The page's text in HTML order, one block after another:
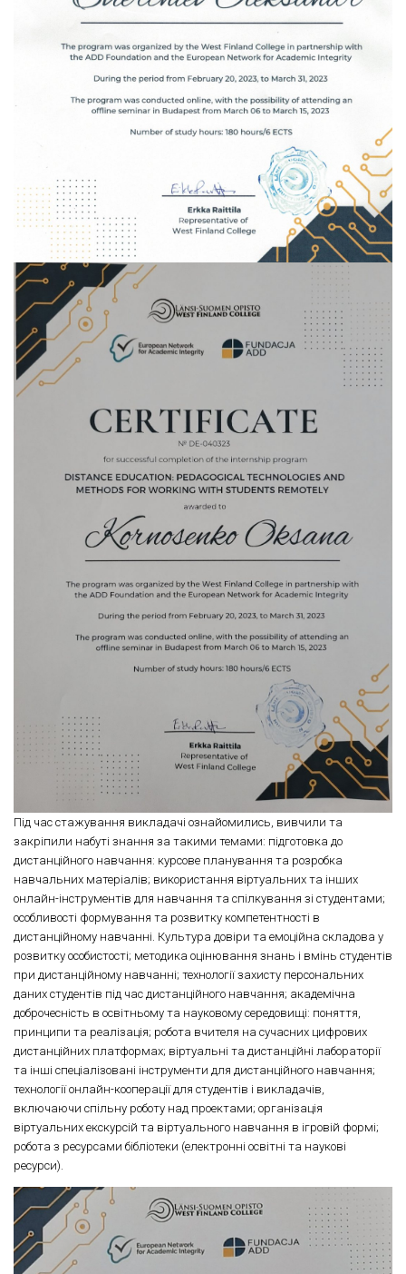
Під час стажування викладачі ознайомились, вивчили та
закріпили набуті знання за такими темами: підготовка до
дистанційного навчання: курсове планування та розробка
навчальних матеріалів; використання віртуальних та інших
онлайн-інструментів для навчання та спілкування зі студентами;
особливості формування та розвитку компетентності в
дистанційному навчанні. Культура довіри та емоційна складова у
розвитку особистості; методика оцінювання знань і вмінь студентів
при дистанційному навчанні; технології захисту персональних
даних студентів під час дистанційного навчання; академічна
доброчесність в освітньому та науковому середовищі: поняття,
принципи та реалізація; робота вчителя на сучасних цифрових
дистанційних платформах; віртуальні та дистанційні лабораторії
та інші спеціалізовані інструменти для дистанційного навчання;
технології онлайн-кооперації для студентів і викладачів,
включаючи спільну роботу над проектами; організація
віртуальних екскурсій та віртуального навчання в ігровій формі;
робота з ресурсами бібліотеки (електронні освітні та наукові
ресурси).